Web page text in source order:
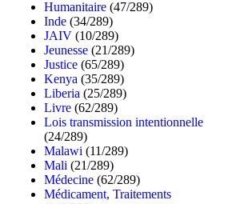
Humanitaire (47/289)
Inde (34/289)
JAIV (10/289)
Jeunesse (21/289)
Justice (65/289)
Kenya (35/289)
Liberia (25/289)
Livre (62/289)
Lois transmission intentionnelle
(24/289)
Malawi (11/289)
Mali (21/289)
Médecine (62/289)
Médicament, Traitements